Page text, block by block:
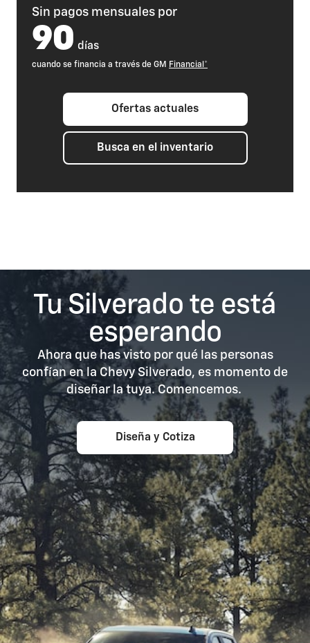
Sin pagos mensuales por
90 días
cuando se financia a través de GM Financial*
Ofertas actuales
Busca en el inventario
Tu Silverado te está
esperando
Ahora que has visto por qué las personas
confían en la Chevy Silverado, es momento de
diseñar la tuya. Comencemos.
Diseña y Cotiza